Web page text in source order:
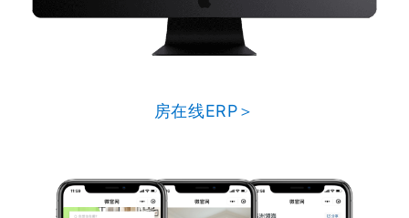
房在线ERP＞